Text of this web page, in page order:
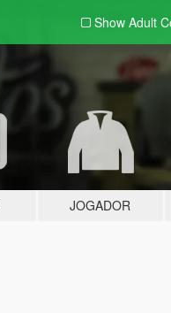
Show Adult
JOGADOR